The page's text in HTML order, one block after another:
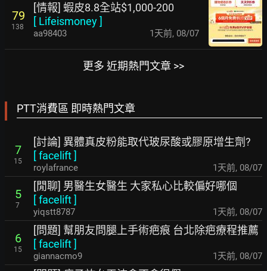
79
138
[情報] 蝦皮8.8全站$1,000-200
[ Lifeismoney]
aa98403 1天前, 08/07
更多 近期熱門文章 >>
PTT消費區 即時熱門文章
7
15
[討論] 異體真皮粉能取代玻尿酸或膠原增生劑?
[facelift]
roylafrance 1天前, 08/07
5
7
[閒聊] 男醫生女醫生 大家私心比較偏好哪個
[facelift]
yiqstt8787 1天前, 08/07
6
15
[問題] 幫朋友問腿上手術疤痕 台北除疤療程推薦
[facelift]
giannacmo9 1天前, 08/07